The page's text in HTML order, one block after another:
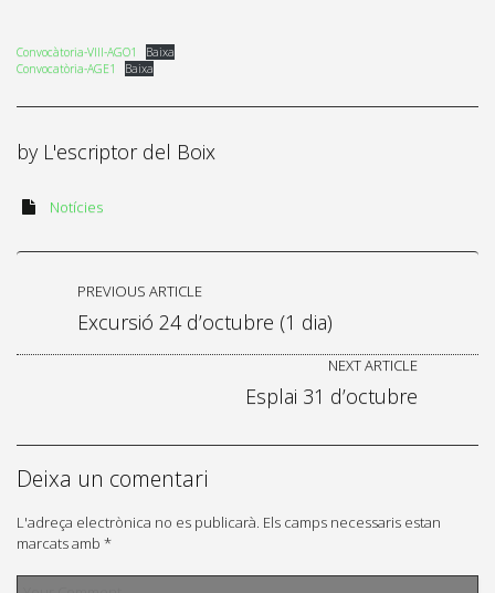
Convocàtoria-VIII-AGO1
Baixa
Convocatòria-AGE1
Baixa
by L'escriptor del Boix
Notícies
PREVIOUS ARTICLE
Excursió 24 d’octubre (1 dia)
NEXT ARTICLE
Esplai 31 d’octubre
Deixa un comentari
L'adreça electrònica no es publicarà. Els camps necessaris estan
marcats amb *